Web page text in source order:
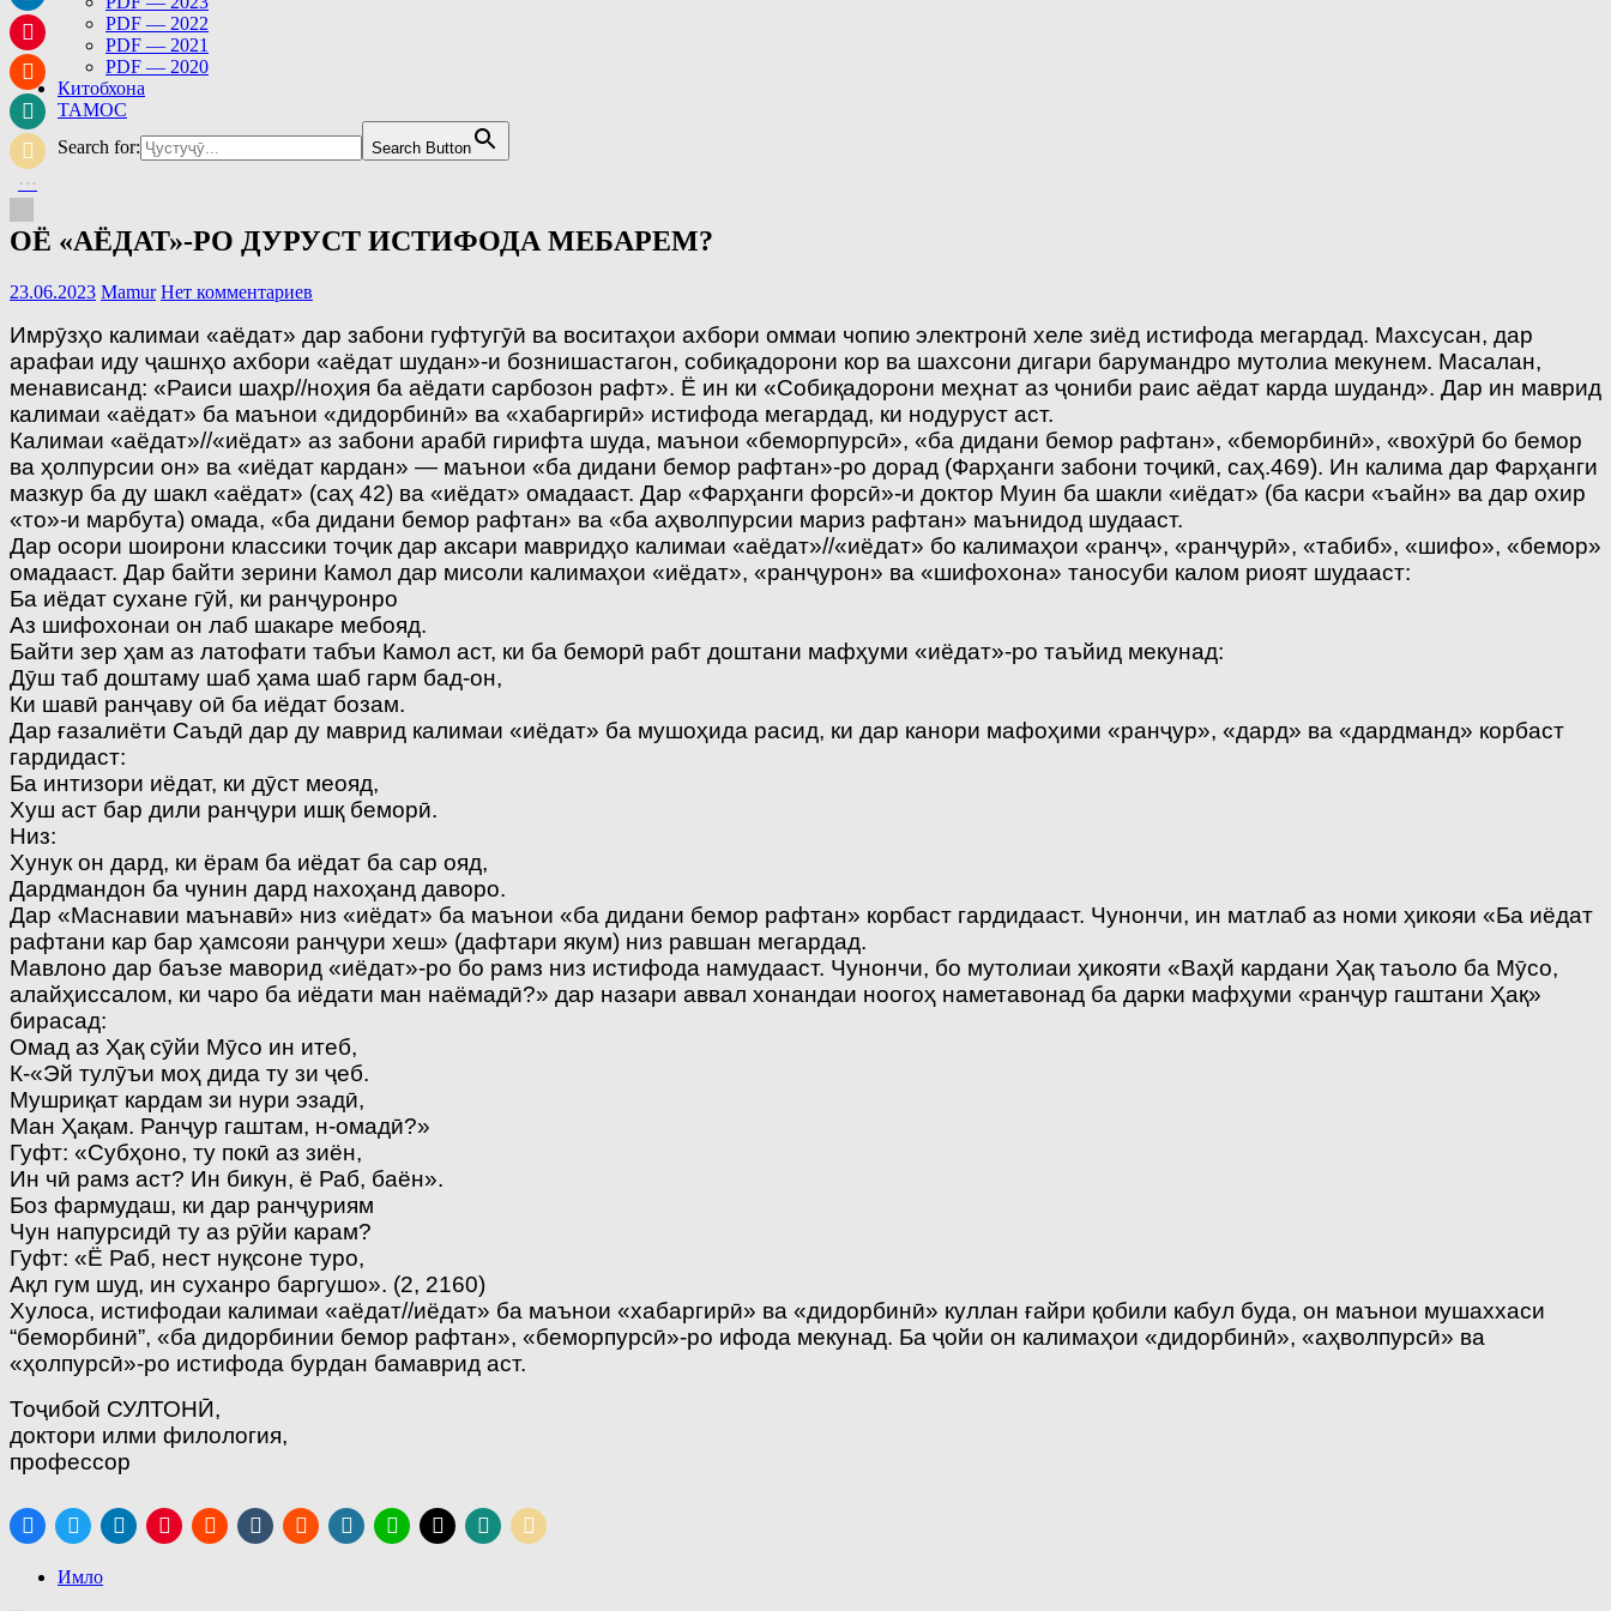
PDF — 2022
PDF — 2021
PDF — 2020
Китобхона
ТАМОС
Search for:
Search Button
ОЁ «АЁДАТ»-РО ДУРУСТ ИСТИФОДА МЕБАРЕМ?
23.06.2023 Mamur Нет комментариев
Имрӯзҳо калимаи «аёдат» дар забони гуфтугӯӣ ва воситаҳои ахбори оммаи чопию электронӣ хеле зиёд истифода мегардад. Махсусан, дар
арафаи иду ҷашнҳо ахбори «аёдат шудан»-и бознишастагон, собиқадорони кор ва шахсони дигари барумандро мутолиа мекунем. Масалан,
менависанд: «Раиси шаҳр//ноҳия ба аёдати сарбозон рафт». Ё ин ки «Собиқадорони меҳнат аз ҷониби раис аёдат карда шуданд». Дар ин маврид
калимаи «аёдат» ба маънои «дидорбинӣ» ва «хабаргирӣ» истифода мегардад, ки нодуруст аст.
Калимаи «аёдат»//«иёдат» аз забони арабӣ гирифта шуда, маънои «беморпурсӣ», «ба дидани бемор рафтан», «беморбинӣ», «вохӯрӣ бо бемор
ва ҳолпурсии он» ва «иёдат кардан» — маънои «ба дидани бемор рафтан»-ро дорад (Фарҳанги забони тоҷикӣ, саҳ.469). Ин калима дар Фарҳанги
мазкур ба ду шакл «аёдат» (саҳ 42) ва «иёдат» омадааст. Дар «Фарҳанги форсӣ»-и доктор Муин ба шакли «иёдат» (ба касри «ъайн» ва дар охир
«то»-и марбута) омада, «ба дидани бемор рафтан» ва «ба аҳволпурсии мариз рафтан» маънидод шудааст.
Дар осори шоирони классики тоҷик дар аксари мавридҳо калимаи «аёдат»//«иёдат» бо калимаҳои «ранҷ», «ранҷурӣ», «табиб», «шифо», «бемор»
омадааст. Дар байти зерини Камол дар мисоли калимаҳои «иёдат», «ранҷурон» ва «шифохона» таносуби калом риоят шудааст:
Ба иёдат сухане гӯй, ки ранҷуронро
Аз шифохонаи он лаб шакаре мебояд.
Байти зер ҳам аз латофати табъи Камол аст, ки ба беморӣ рабт доштани мафҳуми «иёдат»-ро таъйид мекунад:
Дӯш таб доштаму шаб ҳама шаб гарм бад-он,
Ки шавӣ ранҷаву оӣ ба иёдат бозам.
Дар ғазалиёти Саъдӣ дар ду маврид калимаи «иёдат» ба мушоҳида расид, ки дар канори мафоҳими «ранҷур», «дард» ва «дардманд» корбаст
гардидаст:
Ба интизори иёдат, ки дӯст меояд,
Хуш аст бар дили ранҷури ишқ беморӣ.
Низ:
Хунук он дард, ки ёрам ба иёдат ба сар ояд,
Дардмандон ба чунин дард нахоҳанд даворо.
Дар «Маснавии маънавӣ» низ «иёдат» ба маънои «ба дидани бемор рафтан» корбаст гардидааст. Чунончи, ин матлаб аз номи ҳикояи «Ба иёдат
рафтани кар бар ҳамсояи ранҷури хеш» (дафтари якум) низ равшан мегардад.
Мавлоно дар баъзе маворид «иёдат»-ро бо рамз низ истифода намудааст. Чунончи, бо мутолиаи ҳикояти «Ваҳй кардани Ҳақ таъоло ба Мӯсо,
алайҳиссалом, ки чаро ба иёдати ман наёмадӣ?» дар назари аввал хонандаи ноогоҳ наметавонад ба дарки мафҳуми «ранҷур гаштани Ҳақ»
бирасад:
Омад аз Ҳақ сӯйи Мӯсо ин итеб,
К-«Эй тулӯъи моҳ дида ту зи ҷеб.
Мушриқат кардам зи нури эзадӣ,
Ман Ҳақам. Ранҷур гаштам, н-омадӣ?»
Гуфт: «Субҳоно, ту покӣ аз зиён,
Ин чӣ рамз аст? Ин бикун, ё Раб, баён».
Боз фармудаш, ки дар ранҷуриям
Чун напурсидӣ ту аз рӯйи карам?
Гуфт: «Ё Раб, нест нуқсоне туро,
Ақл гум шуд, ин суханро баргушо». (2, 2160)
Хулоса, истифодаи калимаи «аёдат//иёдат» ба маънои «хабаргирӣ» ва «дидорбинӣ» куллан ғайри қобили кабул буда, он маънои мушаххаси
“беморбинӣ”, «ба дидорбинии бемор рафтан», «беморпурсӣ»-ро ифода мекунад. Ба ҷойи он калимаҳои «дидорбинӣ», «аҳволпурсӣ» ва
«ҳолпурсӣ»-ро истифода бурдан бамаврид аст.
Тоҷибой СУЛТОНӢ,
доктори илми филология,
профессор
Имло